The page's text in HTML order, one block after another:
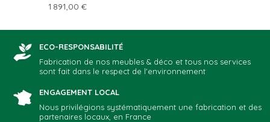
1 891,00 €
ECO-RESPONSABILITÉ
Fabrication de nos meubles & déco et tous nos services
sont fait dans le respect de l'environnement
ENGAGEMENT LOCAL
Nous privilégions systématiquement une fabrication et des
partenaires locaux, en France